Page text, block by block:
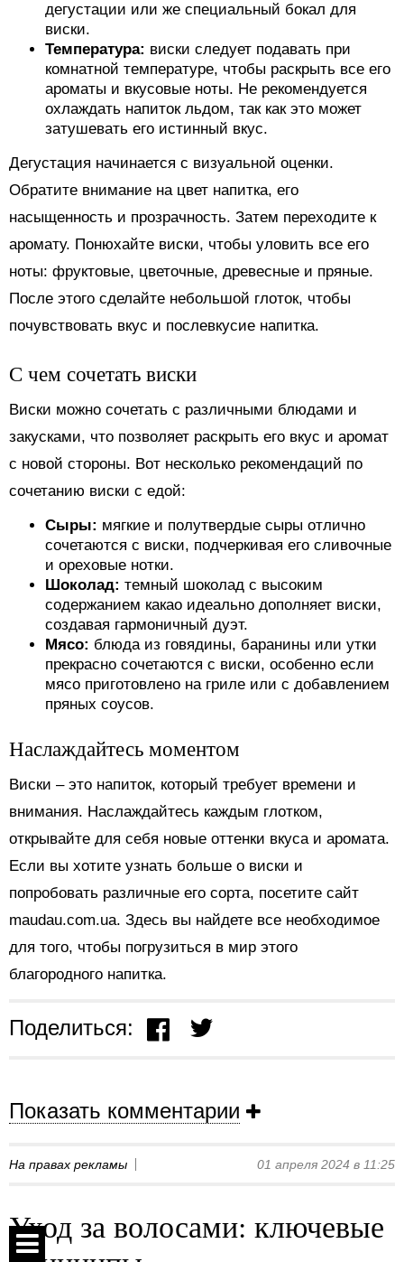
дегустации или же специальный бокал для
виски.
Температура: виски следует подавать при
комнатной температуре, чтобы раскрыть все его
ароматы и вкусовые ноты. Не рекомендуется
охлаждать напиток льдом, так как это может
затушевать его истинный вкус.
Дегустация начинается с визуальной оценки.
Обратите внимание на цвет напитка, его
насыщенность и прозрачность. Затем переходите к
аромату. Понюхайте виски, чтобы уловить все его
ноты: фруктовые, цветочные, древесные и пряные.
После этого сделайте небольшой глоток, чтобы
почувствовать вкус и послевкусие напитка.
С чем сочетать виски
Виски можно сочетать с различными блюдами и
закусками, что позволяет раскрыть его вкус и аромат
с новой стороны. Вот несколько рекомендаций по
сочетанию виски с едой:
Сыры: мягкие и полутвердые сыры отлично
сочетаются с виски, подчеркивая его сливочные
и ореховые нотки.
Шоколад: темный шоколад с высоким
содержанием какао идеально дополняет виски,
создавая гармоничный дуэт.
Мясо: блюда из говядины, баранины или утки
прекрасно сочетаются с виски, особенно если
мясо приготовлено на гриле или с добавлением
пряных соусов.
Наслаждайтесь моментом
Виски – это напиток, который требует времени и
внимания. Наслаждайтесь каждым глотком,
открывайте для себя новые оттенки вкуса и аромата.
Если вы хотите узнать больше о виски и
попробовать различные его сорта, посетите сайт
maudau.com.ua. Здесь вы найдете все необходимое
для того, чтобы погрузиться в мир этого
благородного напитка.
Поделиться:
Показать комментарии
На правах рекламы 01 апреля 2024 в 11:25
Уход за волосами: ключевые